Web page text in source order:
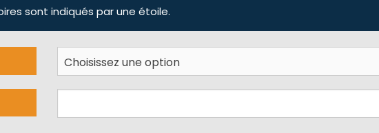
sont indiqués par une étoile.